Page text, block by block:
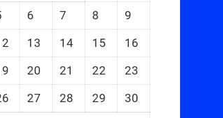
6 7 8
9
13 14 15
16
20 21 22
23
27 28 29
30